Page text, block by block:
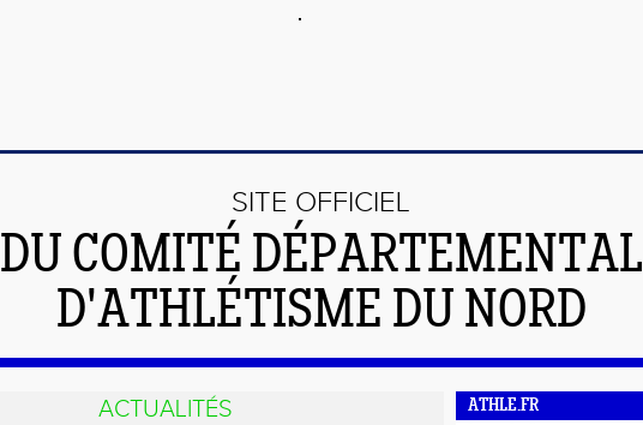
SITE OFFICIEL
DU COMITÉ DÉPARTEMENTAL
D'ATHLÉTISME DU NORD
ACTUALITÉS
ATHLE.FR